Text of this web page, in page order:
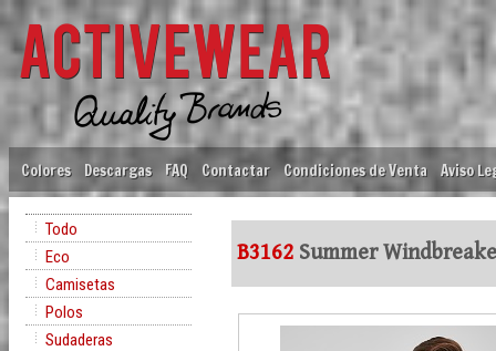
Colores Descargas FAQ Contactar Condiciones de Venta Aviso
Todo
Eco
Camisetas
Polos
Sudaderas
B3162 Summer